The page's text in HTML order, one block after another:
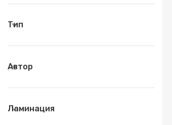
Тип
Автор
Ламинация